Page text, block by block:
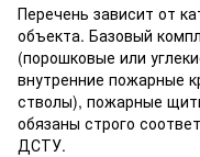
Перечень зависит от
объекта. Базовый
(порошковые или
внутренние пожарные
стволы), пожарные
обязаны строго
ДСТУ.